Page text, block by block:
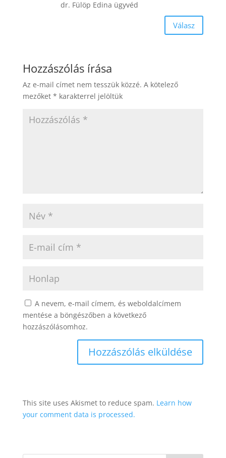
dr. Fülöp Edina ügyvéd
Válasz
Hozzászólás írása
Az e-mail címet nem tesszük közzé. A kötelező
mezőket * karakterrel jelöltük
A nevem, e-mail címem, és weboldalcímem
mentése a böngészőben a következő
hozzászólásomhoz.
This site uses Akismet to reduce spam. Learn how
your comment data is processed.